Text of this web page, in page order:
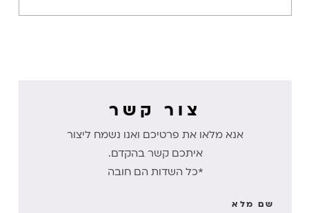
צור קשר
אנא מלאו את פרטיכם ואנו נשמח ליצור
איתכם קשר בהקדם.
*כל השדות הם חובה
שם מלא